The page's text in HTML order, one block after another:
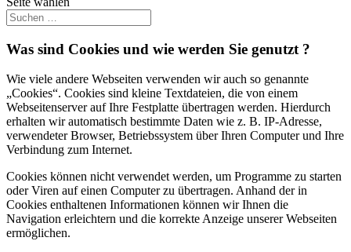
Was sind Cookies und wie werden Sie genutzt ?
Wie viele andere Webseiten verwenden wir auch so genannte
„Cookies“. Cookies sind kleine Textdateien, die von einem
Webseitenserver auf Ihre Festplatte übertragen werden. Hierdurch
erhalten wir automatisch bestimmte Daten wie z. B. IP-Adresse,
verwendeter Browser, Betriebssystem über Ihren Computer und Ihre
Verbindung zum Internet.
Cookies können nicht verwendet werden, um Programme zu starten
oder Viren auf einen Computer zu übertragen. Anhand der in
Cookies enthaltenen Informationen können wir Ihnen die
Navigation erleichtern und die korrekte Anzeige unserer Webseiten
ermöglichen.